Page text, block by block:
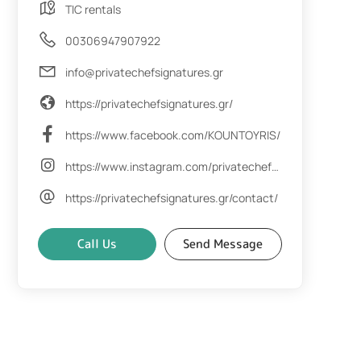
TIC rentals
00306947907922
info@privatechefsignatures.gr
https://privatechefsignatures.gr/
https://www.facebook.com/KOUNTOYRIS/
https://www.instagram.com/privatechef_signatures/
https://privatechefsignatures.gr/contact/
Call Us Send Message